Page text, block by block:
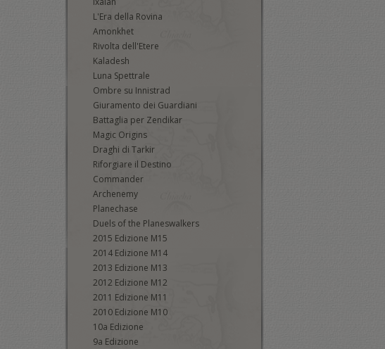
L'Era della Rovina
Amonkhet
Rivolta dell'Etere
Kaladesh
Luna Spettrale
Ombre su Innistrad
Giuramento dei Guardiani
Battaglia per Zendikar
Magic Origins
Draghi di Tarkir
Riforgiare il Destino
Commander
Archenemy
Planechase
Duels of the Planeswalkers
2015 Edizione M15
2014 Edizione M14
2013 Edizione M13
2012 Edizione M12
2011 Edizione M11
2010 Edizione M10
10a Edizione
9a Edizione